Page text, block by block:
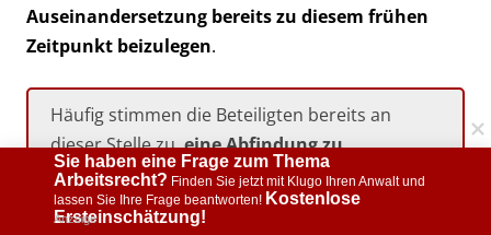
Auseinandersetzung bereits zu diesem frühen
Zeitpunkt beizulegen.
Häufig stimmen die Beteiligten bereits an
dieser Stelle zu,eine Abfindung zu
akzeptieren und die Sache damit ruhen zu
lassen. Denn: So lange noch kein
Sie haben eine Frage zum Thema
Arbeitsrecht? Finden Sie jetzt mit Klugo Ihren Anwalt und
lassen Sie Ihre Frage beantworten! Kostenlose
Ersteinschätzung!
Anzeige